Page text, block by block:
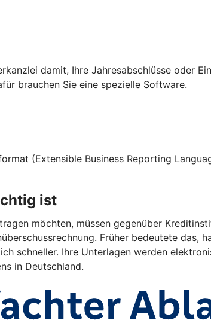
damit, Ihre Jahresabschlüsse oder
brauchen Sie eine spezielle Software.
(Extensible Business Reporting
ist
möchten, müssen gegenüber
Früher bedeutete das,
schneller. Ihre Unterlagen werden
in Deutschland.